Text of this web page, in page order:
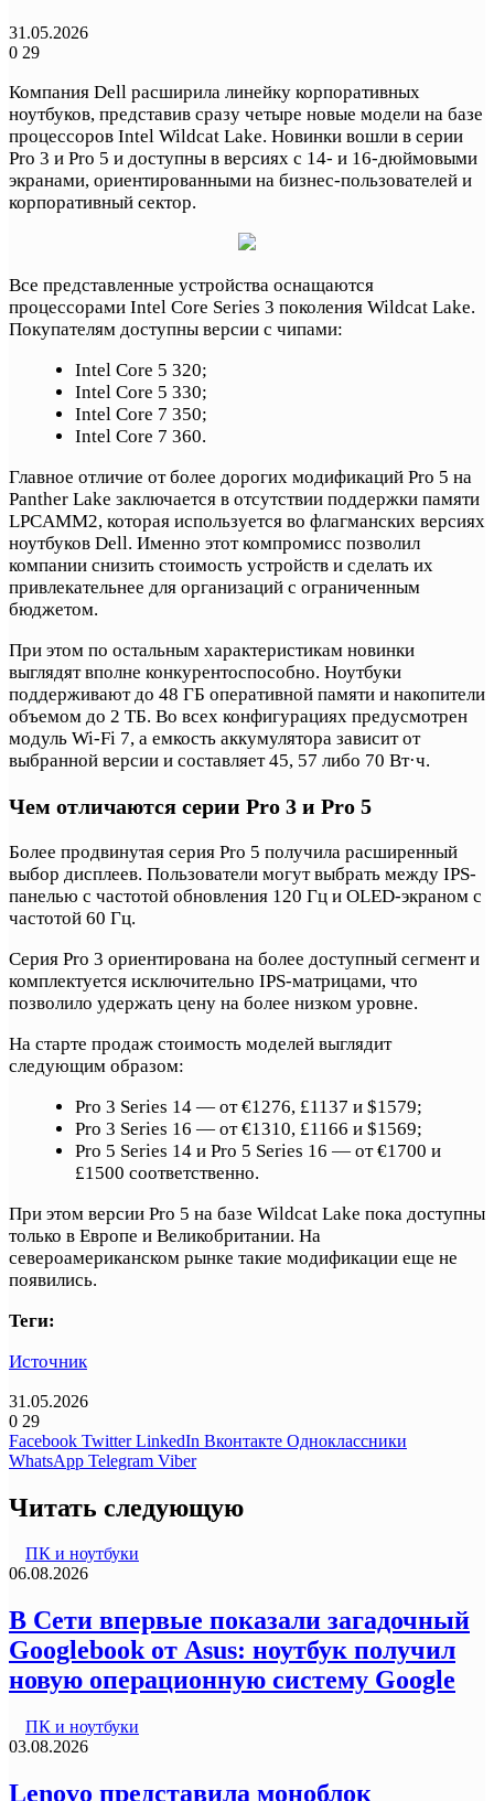
31.05.2026
0 29
Компания Dell расширила линейку корпоративных
ноутбуков, представив сразу четыре новые модели на базе
процессоров Intel Wildcat Lake. Новинки вошли в серии
Pro 3 и Pro 5 и доступны в версиях с 14- и 16-дюймовыми
экранами, ориентированными на бизнес-пользователей и
корпоративный сектор.
Все представленные устройства оснащаются
процессорами Intel Core Series 3 поколения Wildcat Lake.
Покупателям доступны версии с чипами:
Intel Core 5 320;
Intel Core 5 330;
Intel Core 7 350;
Intel Core 7 360.
Главное отличие от более дорогих модификаций Pro 5 на
Panther Lake заключается в отсутствии поддержки памяти
LPCAMM2, которая используется во флагманских версиях
ноутбуков Dell. Именно этот компромисс позволил
компании снизить стоимость устройств и сделать их
привлекательнее для организаций с ограниченным
бюджетом.
При этом по остальным характеристикам новинки
выглядят вполне конкурентоспособно. Ноутбуки
поддерживают до 48 ГБ оперативной памяти и накопители
объемом до 2 ТБ. Во всех конфигурациях предусмотрен
модуль Wi-Fi 7, а емкость аккумулятора зависит от
выбранной версии и составляет 45, 57 либо 70 Вт·ч.
Чем отличаются серии Pro 3 и Pro 5
Более продвинутая серия Pro 5 получила расширенный
выбор дисплеев. Пользователи могут выбрать между IPS-
панелью с частотой обновления 120 Гц и OLED-экраном с
частотой 60 Гц.
Серия Pro 3 ориентирована на более доступный сегмент и
комплектуется исключительно IPS-матрицами, что
позволило удержать цену на более низком уровне.
На старте продаж стоимость моделей выглядит
следующим образом:
Pro 3 Series 14 — от €1276, £1137 и $1579;
Pro 3 Series 16 — от €1310, £1166 и $1569;
Pro 5 Series 14 и Pro 5 Series 16 — от €1700 и
£1500 соответственно.
При этом версии Pro 5 на базе Wildcat Lake пока доступны
только в Европе и Великобритании. На
североамериканском рынке такие модификации еще не
появились.
Теги:
Источник
31.05.2026
0 29
Facebook Twitter LinkedIn Вконтакте Одноклассники
WhatsApp Telegram Viber
Читать следующую
ПК и ноутбуки
06.08.2026
В Сети впервые показали загадочный
Googlebook от Asus: ноутбук получил
новую операционную систему Google
ПК и ноутбуки
03.08.2026
Lenovo представила моноблок